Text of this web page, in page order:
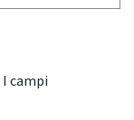
I campi